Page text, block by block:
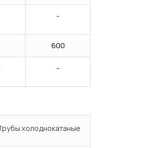
-
600
-
холоднокатаные